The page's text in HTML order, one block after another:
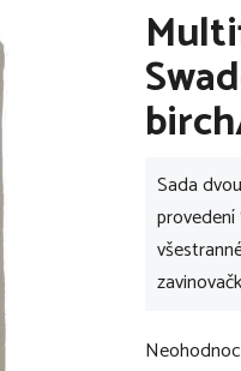
Sada
provedení
Průměrné